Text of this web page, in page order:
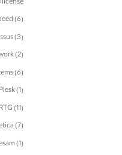
(6)
(3)
(2)
(6)
Plesk(1)
(11)
(7)
(1)